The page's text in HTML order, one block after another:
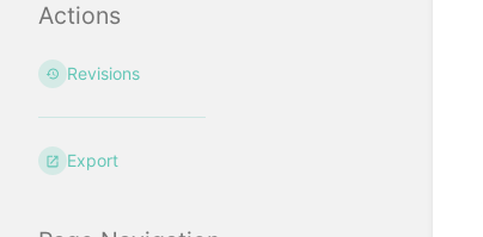
Actions
Revisions
Export